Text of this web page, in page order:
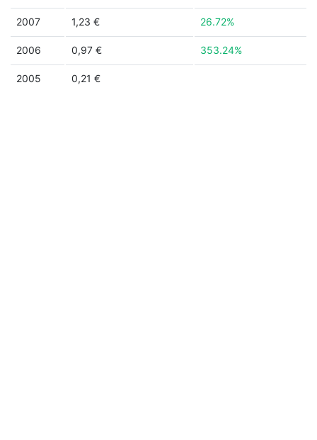
2007 1,23 € 26.72%
2006 0,97 € 353.24%
2005 0,21 €